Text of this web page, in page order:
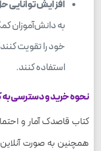
افزایش توانایی
به دانش‌آموزان
خود را تقویت
استفاده کنند.
نحوه خرید و دسترسی به
کتاب قاصدک آمار و
همچنین به صورت